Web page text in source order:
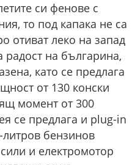
си фенове с
то под капака не са
отиват леко на запад
на българина,
като се предлага
от 130 конски
момент от 300
се предлага и plug-in
бензинов
и електромотор